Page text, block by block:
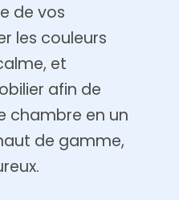
de vos
les couleurs
et
afin de
chambre en un
de gamme,